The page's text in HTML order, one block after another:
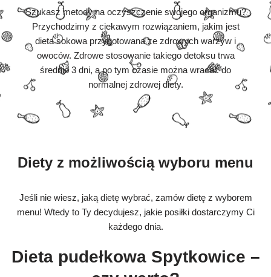
Szukasz metody na oczyszczenie swojego organizmu?
Przychodzimy z ciekawym rozwiązaniem, jakim jest
dieta sokowa przygotowana ze zdrowych warzyw i
owoców. Zdrowe stosowanie takiego detoksu trwa
średnio 3 dni, a po tym czasie można wracać do
normalnej zdrowej diety.
Diety z możliwością wyboru menu
Jeśli nie wiesz, jaką dietę wybrać, zamów dietę z wyborem
menu! Wtedy to Ty decydujesz, jakie posiłki dostarczymy Ci
każdego dnia.
Dieta pudełkowa Spytkowice –